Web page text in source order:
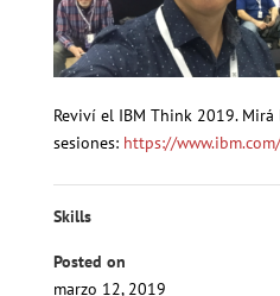
Reviví el IBM Think 2019.
sesiones: https://
Skills
Posted on
marzo 12, 2019